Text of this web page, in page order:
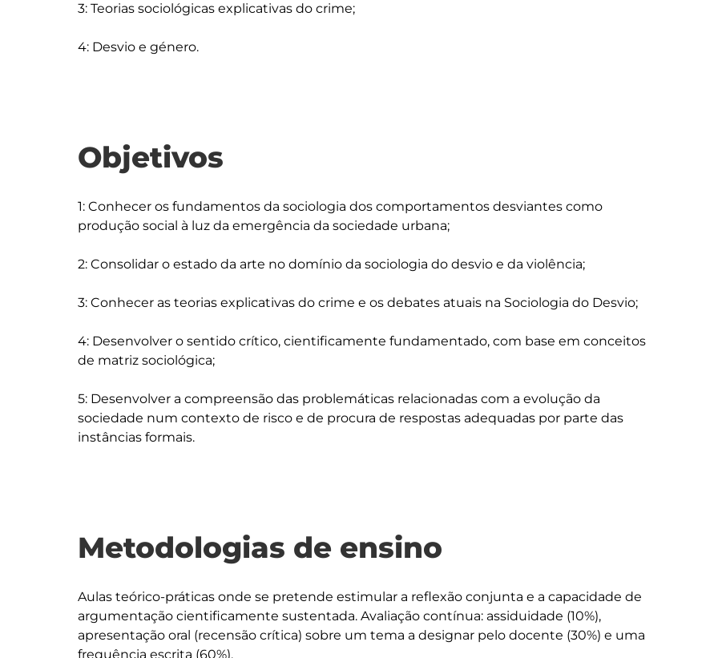
3: Teorias sociológicas explicativas do crime;
Objetivos
1: Conhecer os fundamentos da sociologia dos comportamentos desviantes como
produção social à luz da emergência da sociedade urbana;
2: Consolidar o estado da arte no domínio da sociologia do desvio e da violência;
3: Conhecer as teorias explicativas do crime e os debates atuais na Sociologia do Desvio;
4: Desenvolver o sentido crítico, cientificamente fundamentado, com base em conceitos
de matriz sociológica;
5: Desenvolver a compreensão das problemáticas relacionadas com a evolução da
sociedade num contexto de risco e de procura de respostas adequadas por parte das
Metodologias de ensino
Aulas teórico-práticas onde se pretende estimular a reflexão conjunta e a capacidade de
argumentação cientificamente sustentada. Avaliação contínua: assiduidade (10%),
apresentação oral (recensão crítica) sobre um tema a designar pelo docente (30%) e uma